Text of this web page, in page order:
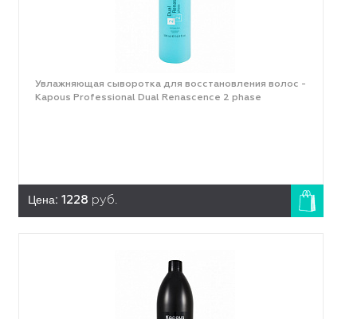
Увлажняющая сыворотка для восстановления волос -
Kapous Professional Dual Renascence 2 phase
Цена: 1228 руб.